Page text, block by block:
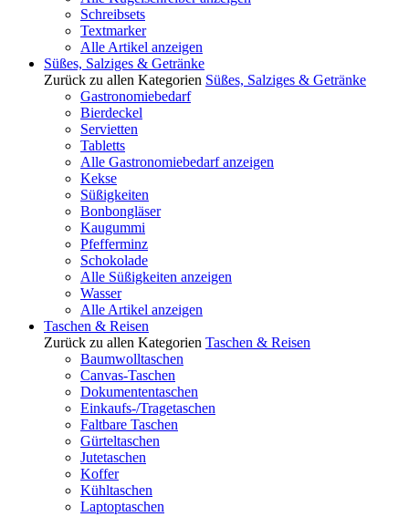
Schreibsets
Textmarker
Alle Artikel anzeigen
Süßes, Salziges & Getränke
Zurück zu allen Kategorien Süßes, Salziges & Getränke
Gastronomiebedarf
Bierdeckel
Servietten
Tabletts
Alle Gastronomiebedarf anzeigen
Kekse
Süßigkeiten
Bonbongläser
Kaugummi
Pfefferminz
Schokolade
Alle Süßigkeiten anzeigen
Wasser
Alle Artikel anzeigen
Taschen & Reisen
Zurück zu allen Kategorien Taschen & Reisen
Baumwolltaschen
Canvas-Taschen
Dokumententaschen
Einkaufs-/Tragetaschen
Faltbare Taschen
Gürteltaschen
Jutetaschen
Koffer
Kühltaschen
Laptoptaschen